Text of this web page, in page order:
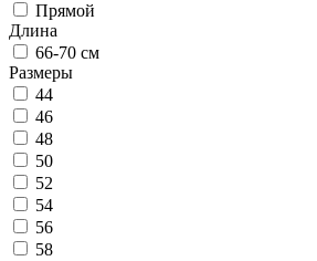
Прямой
Длина
66-70 см
Размеры
44
46
48
50
52
54
56
58